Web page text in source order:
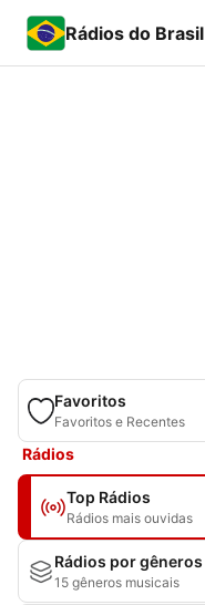
Rádios do Brasil
Favoritos
Favoritos e Recentes
Rádios
Top Rádios
Rádios mais ouvidas
Rádios por gêneros
15 gêneros musicais